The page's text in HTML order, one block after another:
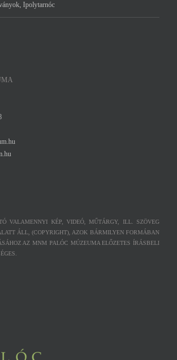
Ipolytarnóc
VALAMENNYI KÉP, VIDEÓ, MŰTÁRGY, ILL. SZÖVEG
ÁLL, (COPYRIGHT), AZOK BÁRMILYEN FORMÁBAN
AZ MNM PALÓC MÚZEUMA ELŐZETES ÍRÁSBELI